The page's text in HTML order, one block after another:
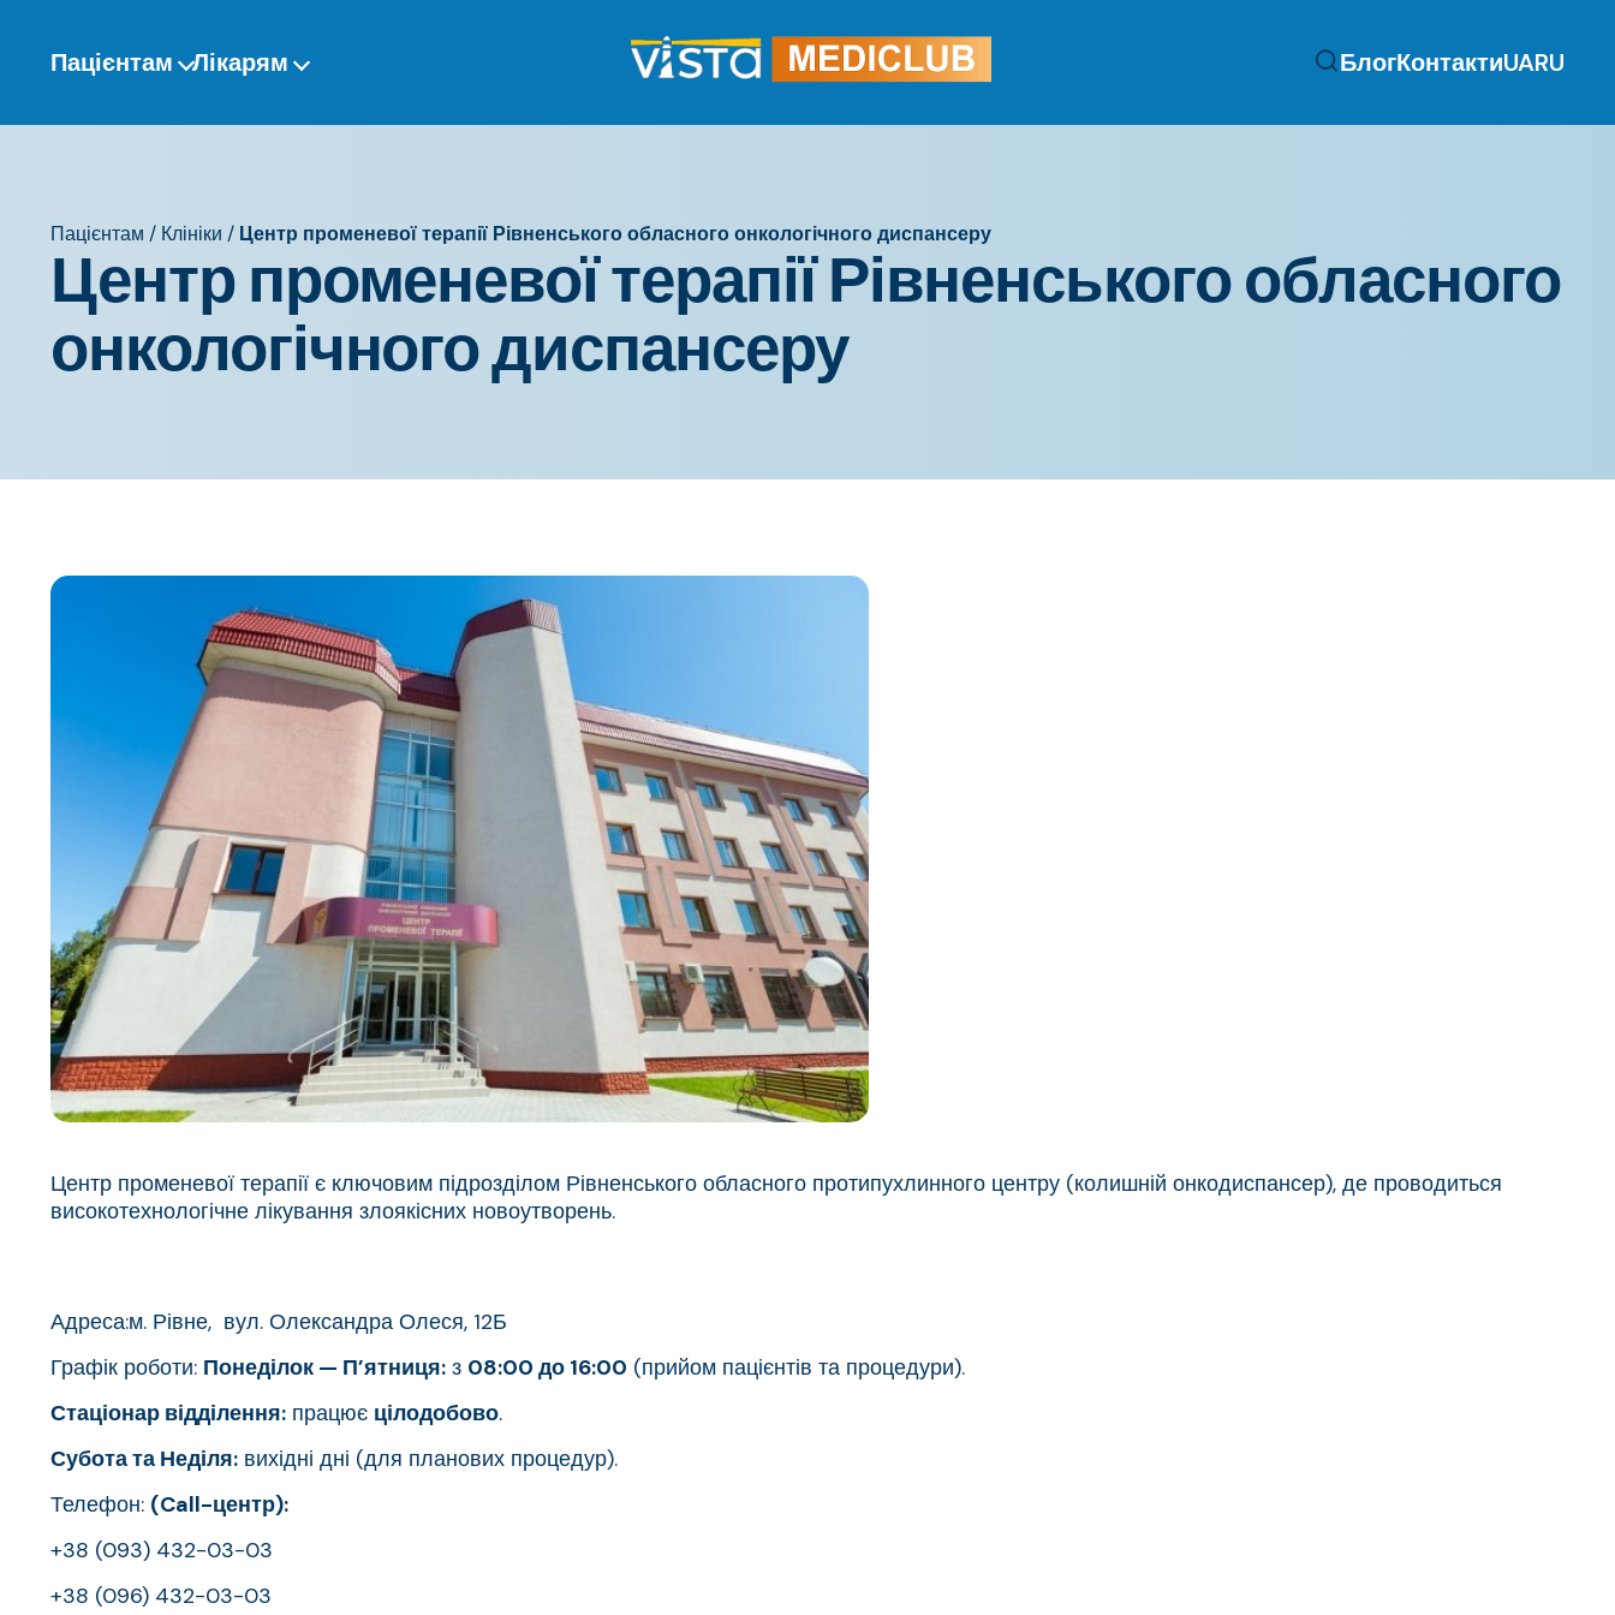
змістуПацієнтам Лікарям БлогКонтактиUARU
Пацієнтам / Клініки / Центр променевої терапії Рівненського обласного онкологічного диспансеру
Центр променевої терапії Рівненського обласного
онкологічного диспансеру
Центр променевої терапії є ключовим підрозділом Рівненського обласного протипухлинного центру (колишній онкодиспансер), де проводиться
високотехнологічне лікування злоякісних новоутворень.
Адреса:м. Рівне, вул. Олександра Олеся, 12Б
Графік роботи: Понеділок — П’ятниця: з 08:00 до 16:00 (прийом пацієнтів та процедури).
Стаціонар відділення: працює цілодобово.
Субота та Неділя: вихідні дні (для планових процедур).
Телефон: (Call-центр):
+38 (093) 432-03-03
+38 (096) 432-03-03